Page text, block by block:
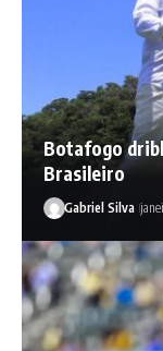
Botafogo
Brasileiro
Gabriel Silva